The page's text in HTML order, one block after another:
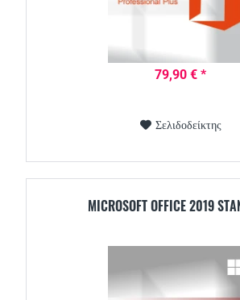
79,90 € *
Σελιδοδείκτης
MICROSOFT OFFICE 2019